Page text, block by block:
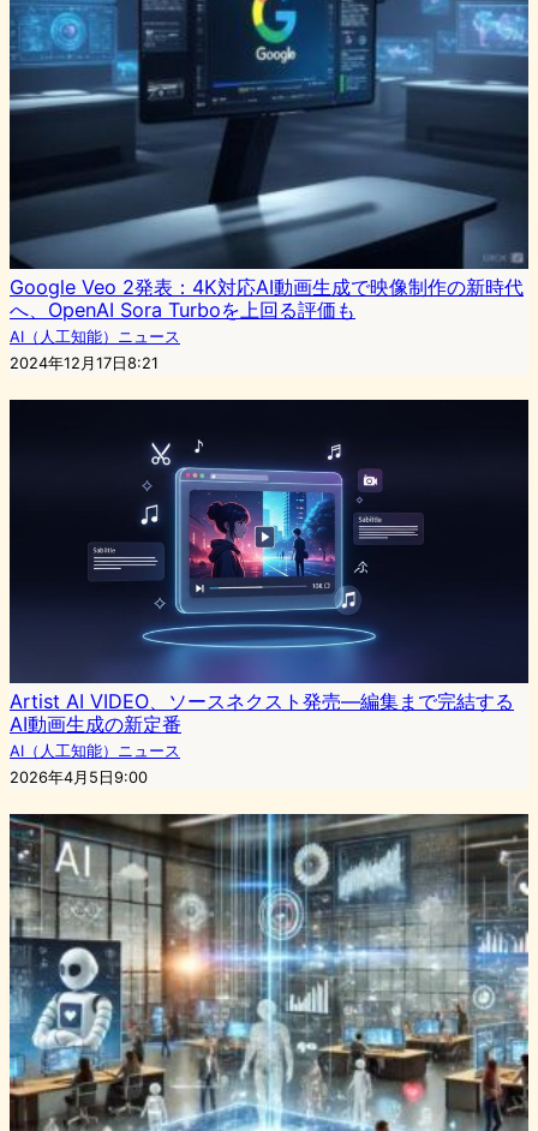
Google Veo 2発表：4K対応AI動画生成で映像制作の新時代
へ、OpenAI Sora Turboを上回る評価も
AI（人工知能）ニュース
2024年12月17日8:21
Artist AI VIDEO、ソースネクスト発売—編集まで完結する
AI動画生成の新定番
AI（人工知能）ニュース
2026年4月5日9:00